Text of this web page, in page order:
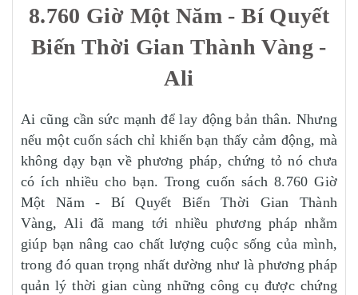
8.760 Giờ Một Năm - Bí Quyết
Biến Thời Gian Thành Vàng -
Ali
Ai cũng cần sức mạnh để lay động bản thân. Nhưng
nếu một cuốn sách chỉ khiến bạn thấy cảm động, mà
không dạy bạn về phương pháp, chứng tỏ nó chưa
có ích nhiều cho bạn. Trong cuốn sách 8.760 Giờ
Một Năm - Bí Quyết Biến Thời Gian Thành
Vàng, Ali đã mang tới nhiều phương pháp nhằm
giúp bạn nâng cao chất lượng cuộc sống của mình,
trong đó quan trọng nhất dường như là phương pháp
quản lý thời gian cùng những công cụ được chứng